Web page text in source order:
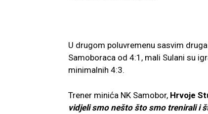
U drugom poluvremenu sasvim
Samoboraca od 4:1, mali Sulani su
minimalnih 4:3.
Trener minića NK Samobor, Hrvoje
vidjeli smo nešto što smo trenirali i